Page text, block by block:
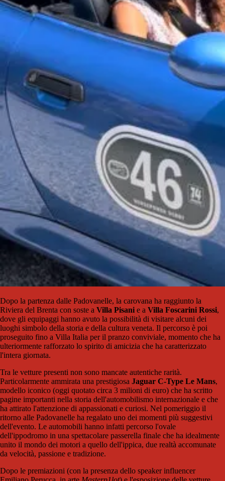
Dopo la partenza dalle Padovanelle, la carovana ha raggiunto la
Riviera del Brenta con soste a Villa Pisani e a Villa Foscarini Rossi,
dove gli equipaggi hanno avuto la possibilità di visitare alcuni dei
luoghi simbolo della storia e della cultura veneta. Il percorso è poi
proseguito fino a Villa Italia per il pranzo conviviale, momento che ha
ulteriormente rafforzato lo spirito di amicizia che ha caratterizzato
l'intera giornata.
Tra le vetture presenti non sono mancate autentiche rarità.
Particolarmente ammirata una prestigiosa Jaguar C-Type Le Mans,
modello iconico (oggi quotato circa 3 milioni di euro) che ha scritto
pagine importanti nella storia dell'automobilismo internazionale e che
ha attirato l'attenzione di appassionati e curiosi. Nel pomeriggio il
ritorno alle Padovanelle ha regalato uno dei momenti più suggestivi
dell'evento. Le automobili hanno infatti percorso l'ovale
dell'ippodromo in una spettacolare passerella finale che ha idealmente
unito il mondo dei motori a quello dell'ippica, due realtà accomunate
da velocità, passione e tradizione.
Dopo le premiazioni (con la presenza dello speaker influencer